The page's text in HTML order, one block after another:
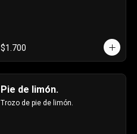
$1.700
Pie de limón.
Trozo de pie de limón.